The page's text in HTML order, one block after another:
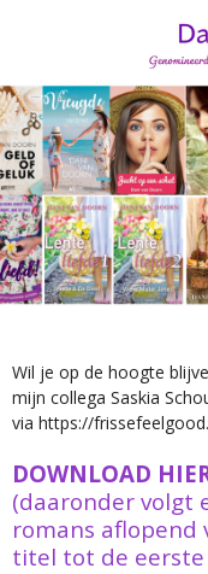
de
hoofdinhoud
Wil je op de hoogte
mijn collega Saskia
via https://
DOWNLOAD
(daaronder volgt
romans aflopend
titel tot de eerste